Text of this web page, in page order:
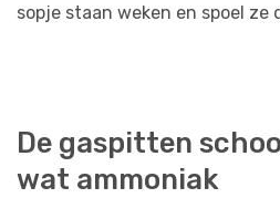
sopje staan weken en spoel
De gaspitten
wat ammoniak